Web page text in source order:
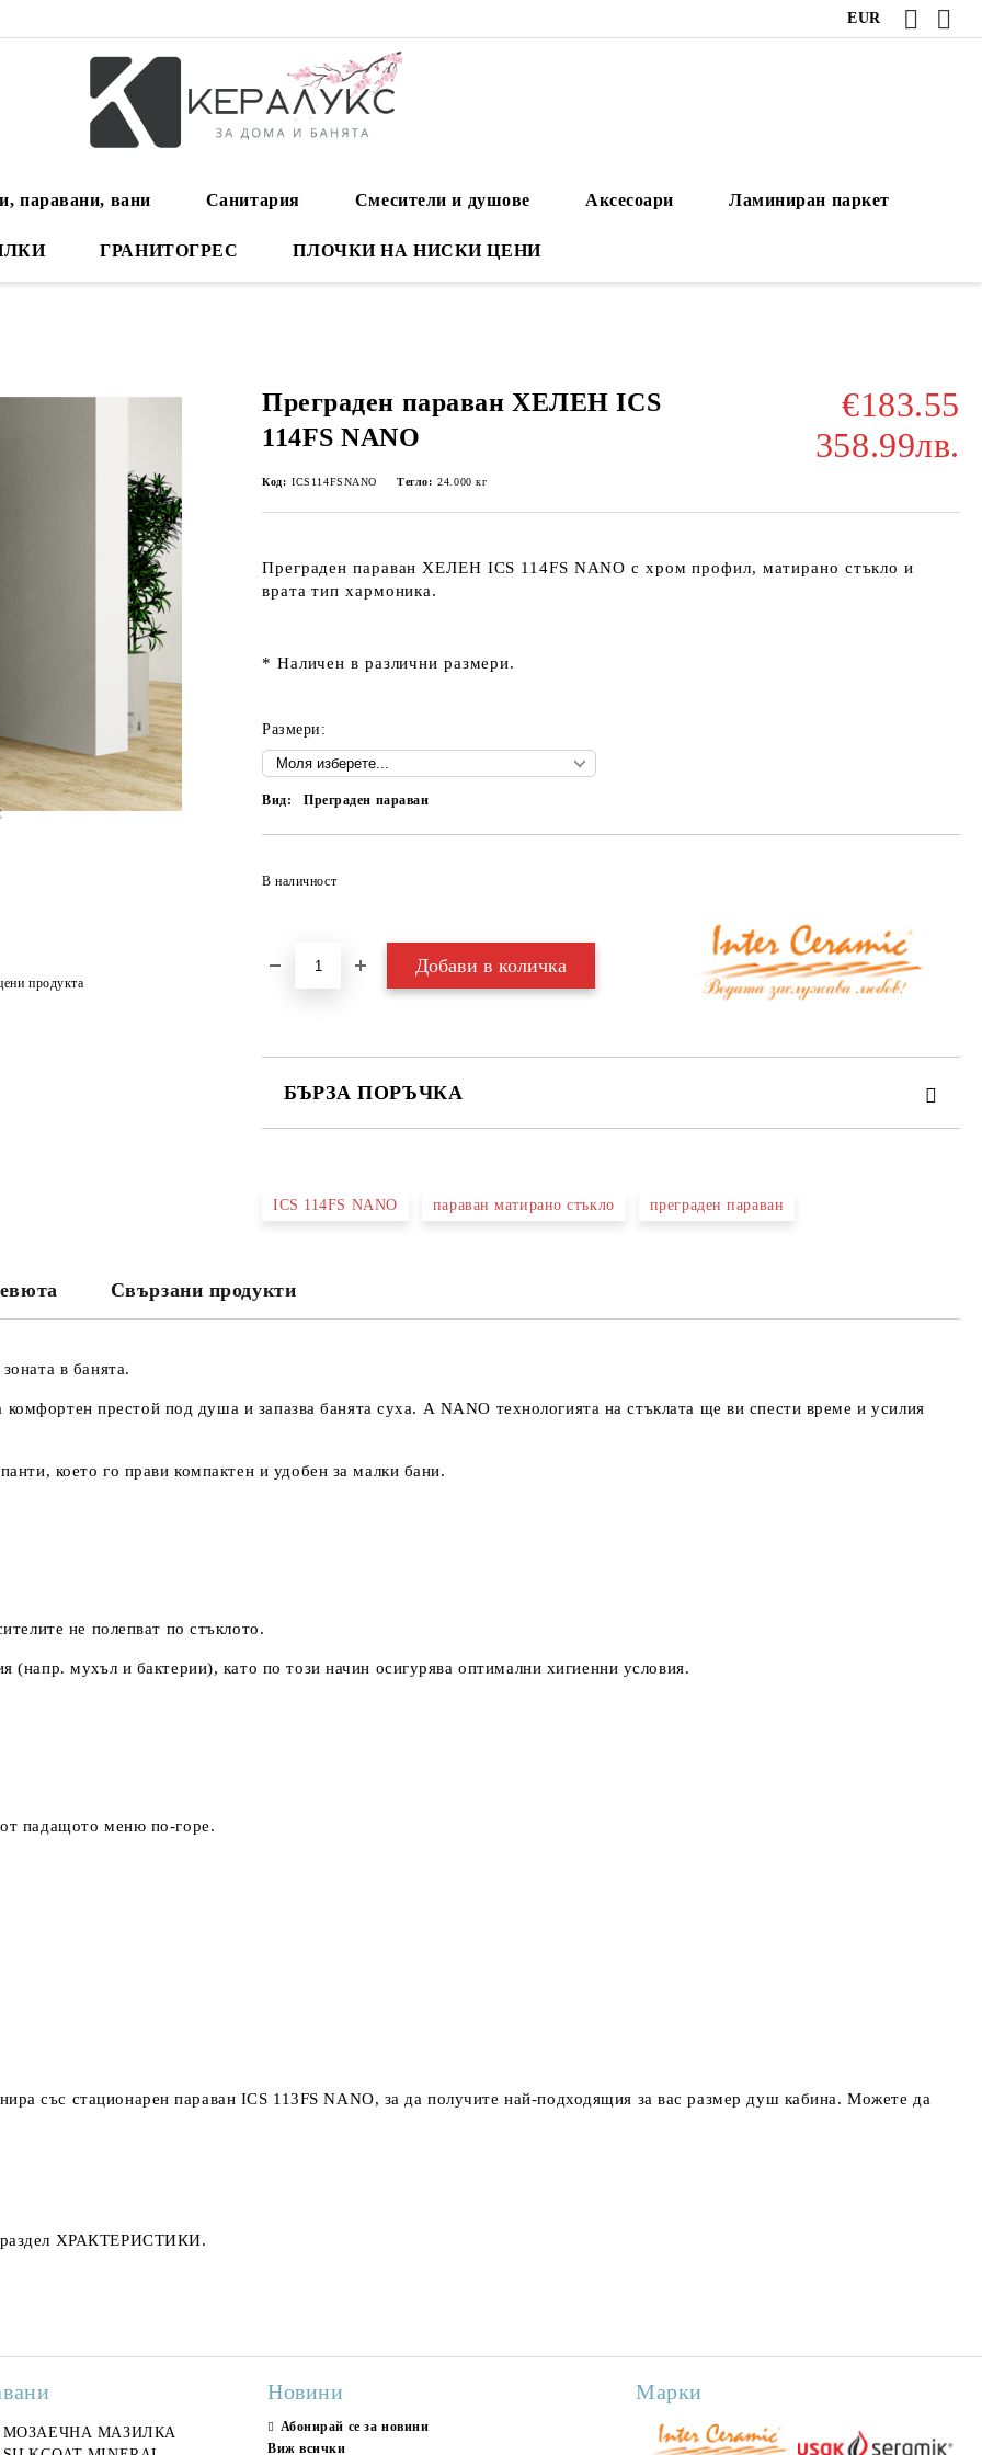
EUR
паравани, вани Санитария Смесители и душове Аксесоари Ламиниран паркет
ГРАНИТОГРЕС ПЛОЧКИ НА НИСКИ ЦЕНИ
Преграден параван ХЕЛЕН ICS
114FS NANO
€183.55
358.99лв.
Код: ICS114FSNANO Тегло: 24.000 кг
Преграден параван ХЕЛЕН ICS 114FS NANO с хром профил, матирано стъкло и
врата тип хармоника.
* Наличен в различни размери.
Размери:
Вид: Преграден параван
В наличност
БЪРЗА ПОРЪЧКА
ICS 114FS NANO параван матирано стъкло преграден параван
продукта
Свързани продукти
в банята.
комфортен престой под душа и запазва банята суха. А NANO технологията на стъклата ще ви спести време и усилия
което го прави компактен и удобен за малки бани.
не полепват по стъклото.
мухъл и бактерии), като по този начин осигурява оптимални хигиенни условия.
падащото меню по-горе.
със стационарен параван ICS 113FS NANO, за да получите най-подходящия за вас размер душ кабина. Можете да
ХРАКТЕРИСТИКИ.
гранитогрес
Гранитогрес LESY GREY
Гранитогрес ICE ONYX
МОЗАЕЧНА МАЗИЛКА
СТЕННИ ПЛОЧКИ HELLIOS
МОЗАЕЧНА МАЗИЛКА
Новини
Абонирай се за новини
Виж всички
Марки